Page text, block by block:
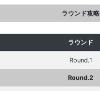
ラウンド攻略
ラウンド
Round.1
Round.2